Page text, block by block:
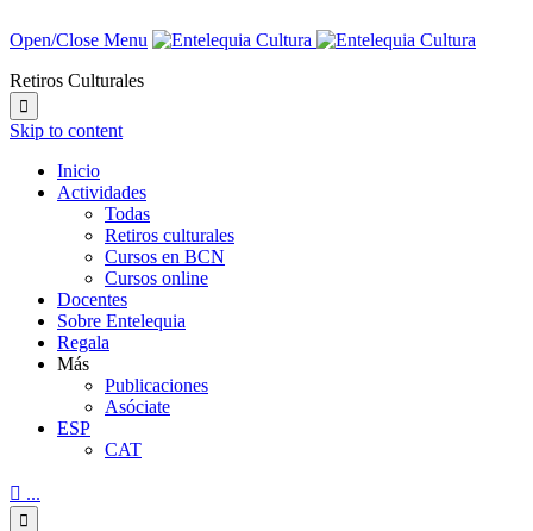
Open/Close Menu
Retiros Culturales

Skip to content
Inicio
Actividades
Todas
Retiros culturales
Cursos en BCN
Cursos online
Docentes
Sobre Entelequia
Regala
Más
Publicaciones
Asóciate
ESP
CAT
 ...
